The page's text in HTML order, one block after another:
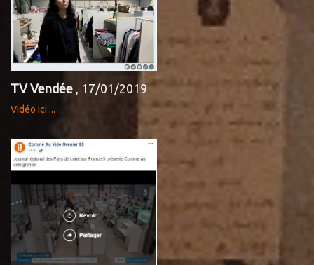
TV Vendée , 17/01/2019
Vidéo ici ...